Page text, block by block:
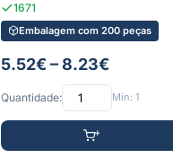
1671
Embalagem com 200 peças
5.52€ – 8.23€
Quantidade: Mín: 1